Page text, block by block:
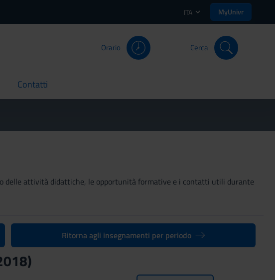
ITA MyUnivr
Orario Cerca
Contatti
current
delle attività didattiche, le opportunità formative e i contatti utili durante
Ritorna agli insegnamenti per periodo